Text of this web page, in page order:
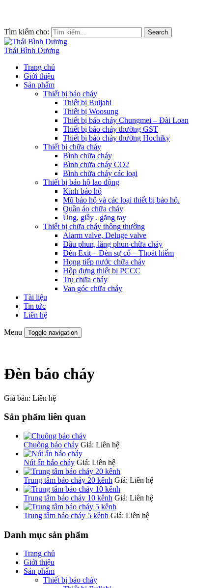
Tìm kiếm cho: Search
Thái Bình Dương
Trang chủ
Giới thiệu
Sản phẩm
Thiết bị báo cháy
Thiết bị Buljabi
Thiết bị Woosung
Thiết bị báo cháy Chungmei – Đài Loan
Thiết bị báo cháy thường GST
Thiết bị báo cháy thường Hochiky
Thiết bị chữa cháy
Bình chữa cháy
Bình chữa cháy CO2
Bình chữa cháy các loại
Thiết bị bảo hộ lao động
Kính bảo hộ
Mũ bảo hộ và các loại thiết bị bảo hộ.
Quần áo chữa cháy
Ủng, giầy , găng tay
Thiết bị chữa cháy thông thường
Alarm valve, Deluge valve
Đầu phun, lăng phun chữa cháy
Đèn Exit – Đèn sự cố – Thoát hiểm
Họng tiếp nước chữa cháy
Hộp đựng thiết bị PCCC
Trụ chữa cháy
Van góc chữa cháy
Tài liệu
Tin tức
Liên hệ
Menu Toggle navigation
Đèn báo cháy
Giá bán: Liên hệ
Sản phẩm liên quan
Chuông báo cháy Giá: Liên hệ
Nút ấn báo cháy Giá: Liên hệ
Trung tâm báo cháy 20 kênh Giá: Liên hệ
Trung tâm báo cháy 10 kênh Giá: Liên hệ
Trung tâm báo cháy 5 kênh Giá: Liên hệ
Danh mục sản phẩm
Trang chủ
Giới thiệu
Sản phẩm
Thiết bị báo cháy